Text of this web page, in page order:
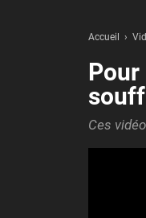
Accueil
Ces